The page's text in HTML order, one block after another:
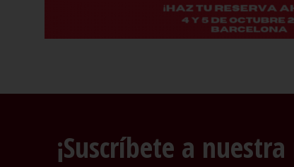
¡Suscríbete a